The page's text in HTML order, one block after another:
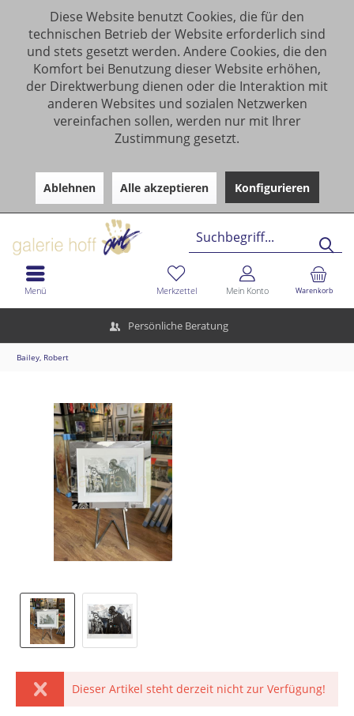
Diese Website benutzt Cookies, die für den
technischen Betrieb der Website erforderlich sind
und stets gesetzt werden. Andere Cookies, die den
Komfort bei Benutzung dieser Website erhöhen,
der Direktwerbung dienen oder die Interaktion mit
anderen Websites und sozialen Netzwerken
vereinfachen sollen, werden nur mit Ihrer
Zustimmung gesetzt.
Ablehnen Alle akzeptieren Konfigurieren
Persönliche Beratung
Warenkorb
Merkzettel Mein Konto
Menü
Bailey, Robert
Dieser Artikel steht derzeit nicht zur Verfügung!